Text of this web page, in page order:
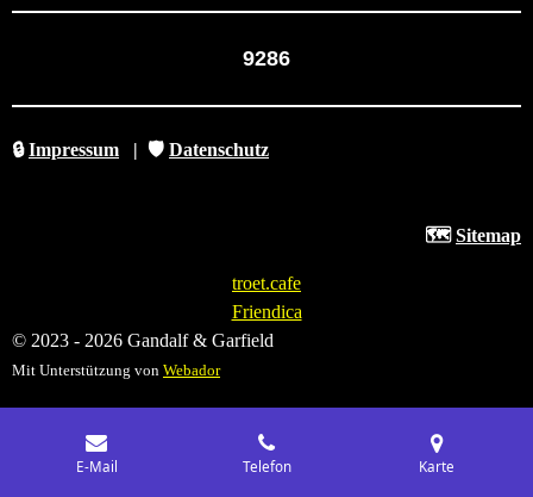
9286
🔒Impressum | 🛡️ Datenschutz
🗺️ Sitemap
troet.cafe
Friendica
© 2023 - 2026 Gandalf & Garfield
Mit Unterstützung von Webador
E-Mail Telefon Karte